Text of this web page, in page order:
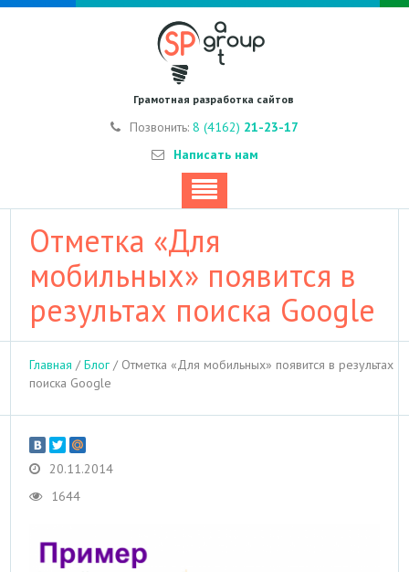
Грамотная разработка сайтов
Позвонить: 8 (4162) 21-23-17
Написать нам
Отметка «Для
мобильных» появится в
результах поиска Google
Главная /Блог / Отметка «Для мобильных» появится в результах
поиска Google
20.11.2014
1644